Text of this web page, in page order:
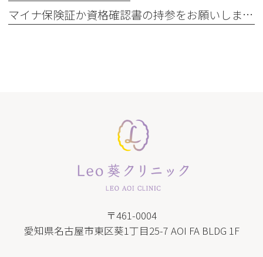
マイナ保険証か資格確認書の持参をお願いします
〒461-0004
愛知県名古屋市東区葵1丁目25-7 AOI FA BLDG 1F